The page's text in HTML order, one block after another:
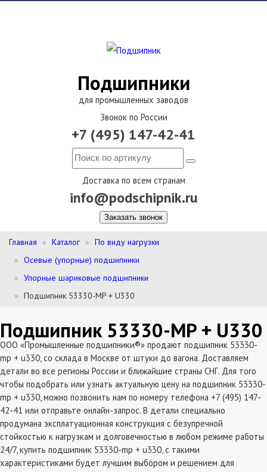
Подшипники
для промышленных заводов
Звонок по России
+7 (495) 147-42-41
Доставка по всем странам
info@podschipnik.ru
Заказать звонок
Главная Каталог
По виду нагрузки
Осевые (упорные) подшипники
Упорные шариковые подшипники
Подшипник 53330-MP + U330
Подшипник 53330-MP + U330
ООО «Промышленные подшипники®» продают подшипник 53330-
mp + u330, со склада в Москве от штуки до вагона. Доставляем
детали во все регионы России и ближайшие страны СНГ. Для того
чтобы подобрать или узнать актуальную цену на подшипник 53330-
mp + u330, можно позвонить нам по номеру телефона +7 (495) 147-
42-41 или отправьте онлайн-запрос. В детали специально
продумана эксплатуационная конструкция с безупречной
стойкостью к нагрузкам и долговечностью в любом режиме работы
24/7, купить подшипник 53330-mp + u330, с такими
характеристиками будет лучшим выбором и решением для